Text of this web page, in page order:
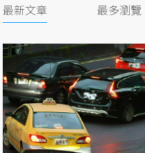
最新文章 最多瀏覽